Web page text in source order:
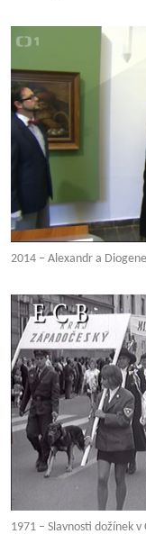
2014 – Alexandr a
1971 – Slavnosti dožínek v